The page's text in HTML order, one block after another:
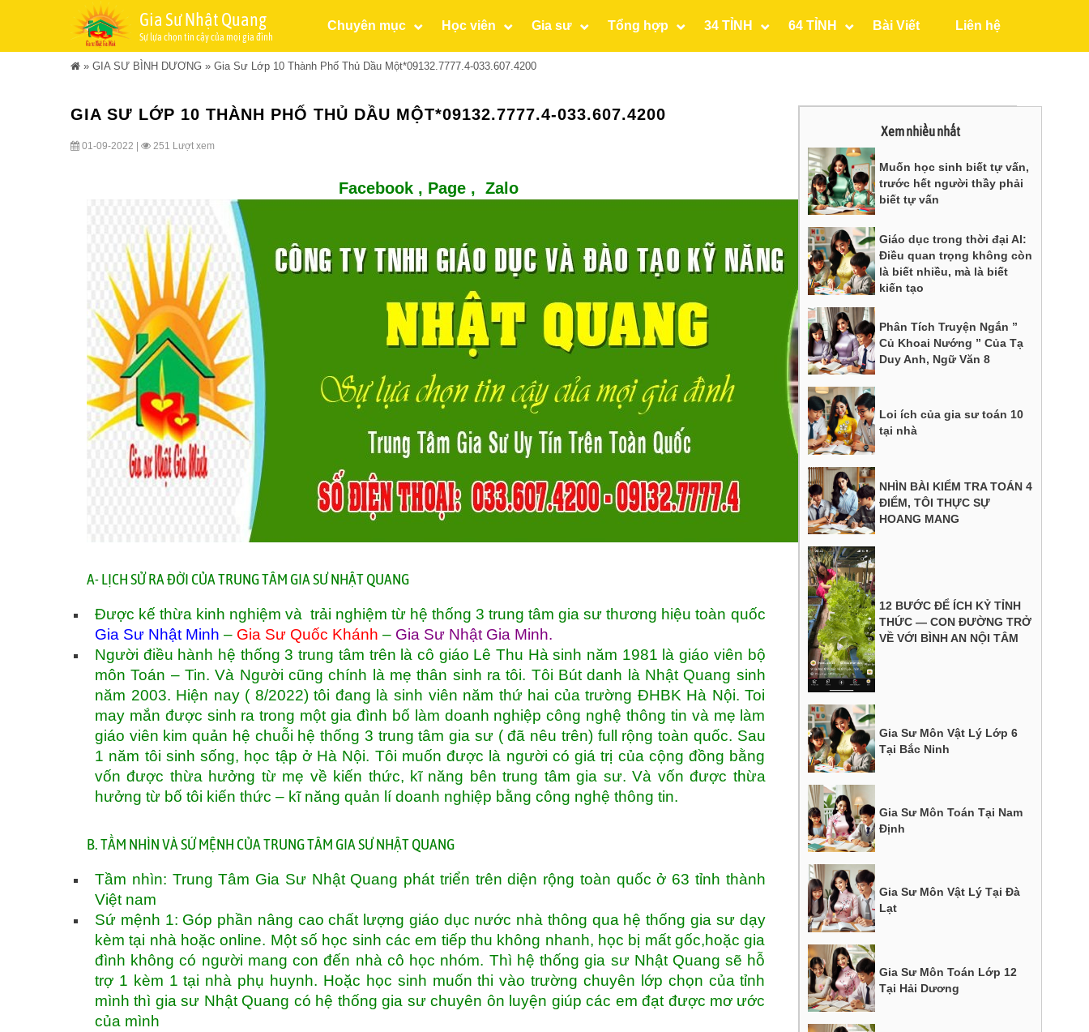
Gia Sư Nhật Quang
Sự lựa chọn tin cậy của mọi gia đình
Chuyên mục Học viên Gia sư Tổng hợp 34 TỈNH 64 TỈNH Bài Viết Liên hệ
» GIA SƯ BÌNH DƯƠNG » Gia Sư Lớp 10 Thành Phố Thủ Dầu Một*09132.7777.4-033.607.4200
GIA SƯ LỚP 10 THÀNH PHỐ THỦ DẦU MỘT*09132.7777.4-033.607.4200
01-09-2022 | 251 Lượt xem
Facebook , Page, Zalo
A- LỊCH SỬ RA ĐỜI CỦA TRUNG TÂM GIA SƯ NHẬT QUANG
Được kế thừa kinh nghiệm và trải nghiệm từ hệ thống 3 trung tâm gia sư thương hiệu toàn quốc
Gia Sư Nhật Minh – Gia Sư Quốc Khánh – Gia Sư Nhật Gia Minh.
Người điều hành hệ thống 3 trung tâm trên là cô giáo Lê Thu Hà sinh năm 1981 là giáo viên bộ
môn Toán – Tin. Và Người cũng chính là mẹ thân sinh ra tôi. Tôi Bút danh là Nhật Quang sinh
năm 2003. Hiện nay ( 8/2022) tôi đang là sinh viên năm thứ hai của trường ĐHBK Hà Nội. Toi
may mắn được sinh ra trong một gia đình bố làm doanh nghiệp công nghệ thông tin và mẹ làm
giáo viên kim quản hệ chuỗi hệ thống 3 trung tâm gia sư ( đã nêu trên) full rộng toàn quốc. Sau
1 năm tôi sinh sống, học tập ở Hà Nội. Tôi muốn được là người có giá trị của cộng đồng bằng
vốn được thừa hưởng từ mẹ về kiến thức, kĩ năng bên trung tâm gia sư. Và vốn được thừa
hưởng từ bố tôi kiến thức – kĩ năng quản lí doanh nghiệp bằng công nghệ thông tin.
B. TẦM NHÌN VÀ SỨ MỆNH CỦA TRUNG TÂM GIA SƯ NHẬT QUANG
Tầm nhìn: Trung Tâm Gia Sư Nhật Quang phát triển trên diện rộng toàn quốc ở 63 tỉnh thành
Việt nam
Sứ mệnh 1: Góp phần nâng cao chất lượng giáo dục nước nhà thông qua hệ thống gia sư dạy
kèm tại nhà hoặc online. Một số học sinh các em tiếp thu không nhanh, học bị mất gốc,hoặc gia
đình không có người mang con đến nhà cô học nhóm. Thì hệ thống gia sư Nhật Quang sẽ hỗ
trợ 1 kèm 1 tại nhà phụ huynh. Hoặc học sinh muốn thi vào trường chuyên lớp chọn của tỉnh
mình thì gia sư Nhật Quang có hệ thống gia sư chuyên ôn luyện giúp các em đạt được mơ ước
của mình
Xem nhiều nhất
Muốn học sinh biết tự vấn,
trước hết người thầy phải
biết tự vấn
Giáo dục trong thời đại AI:
Điều quan trọng không còn
là biết nhiều, mà là biết
kiến tạo
Phân Tích Truyện Ngắn ”
Củ Khoai Nướng ” Của Tạ
Duy Anh, Ngữ Văn 8
Loi ích của gia sư toán 10
tại nhà
NHÌN BÀI KIỂM TRA TOÁN 4
ĐIỂM, TÔI THỰC SỰ
HOANG MANG
12 BƯỚC ĐỂ ÍCH KỶ TỈNH
THỨC — CON ĐƯỜNG TRỞ
VỀ VỚI BÌNH AN NỘI TÂM
Gia Sư Môn Vật Lý Lớp 6
Tại Bắc Ninh
Gia Sư Môn Toán Tại Nam
Định
Gia Sư Môn Vật Lý Tại Đà
Lạt
Gia Sư Môn Toán Lớp 12
Tại Hải Dương